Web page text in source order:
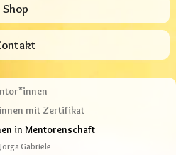
Shop
mit Zertifikat
in Mentorenschaft
Gabriele